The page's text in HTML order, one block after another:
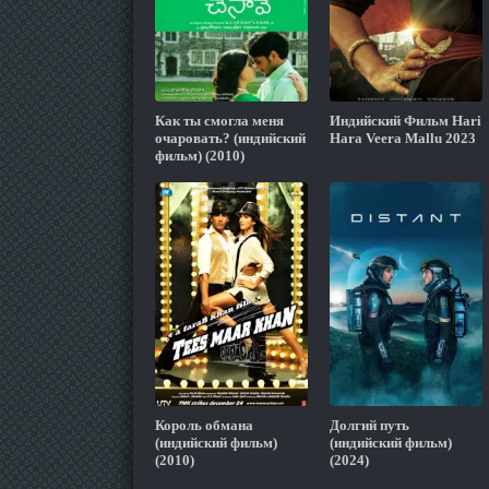
Как ты смогла меня
очаровать? (индийский
фильм) (2010)
Индийский Фильм Hari
Hara Veera Mallu 2023
Король обмана
(индийский фильм)
(2010)
Долгий путь
(индийский фильм)
(2024)